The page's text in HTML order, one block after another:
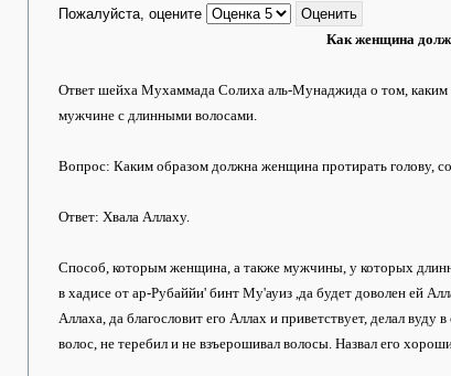
Пожалуйста, оцените
Как женщина
Ответ шейха Мухаммада Солиха аль-Мунаджида о том, каким
мужчине с длинными волосами.
Вопрос: Каким образом должна женщина протирать голову,
Ответ: Хвала Аллаху.
Способ, которым женщина, а также мужчины, у которых
в хадисе от ар-Рубаййи' бинт Му'ауиз ,да будет доволен ей
Аллаха, да благословит его Аллах и приветствует, делал
волос, не теребил и не взъерошивал волосы. Назвал его